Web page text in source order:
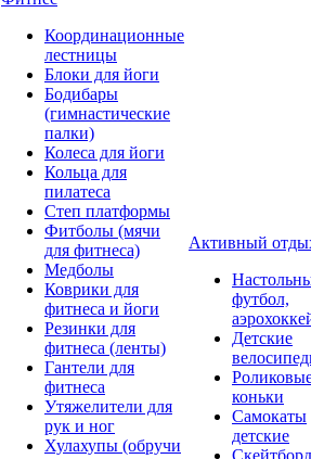
Координационные
лестницы
Блоки для йоги
Бодибары
(гимнастические
палки)
Колеса для йоги
Кольца для
пилатеса
Степ платформы
Фитболы (мячи
для фитнеса)
Медболы
Коврики для
фитнеса и йоги
Резинки для
фитнеса (ленты)
Гантели для
фитнеса
Утяжелители для
рук и ног
Хулахупы (обручи
Активный
футбол,
Детские
коньки
Самокаты
детские